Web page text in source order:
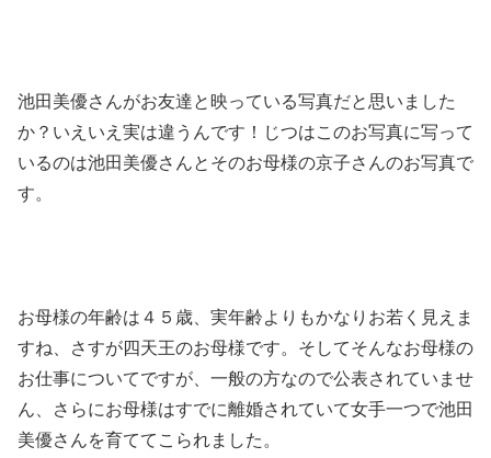
池田美優さんがお友達と映っている写真だと思いました
か？いえいえ実は違うんです！じつはこのお写真に写って
いるのは池田美優さんとそのお母様の京子さんのお写真で
す。
お母様の年齢は４５歳、実年齢よりもかなりお若く見えま
すね、さすが四天王のお母様です。そしてそんなお母様の
お仕事についてですが、一般の方なので公表されていませ
ん、さらにお母様はすでに離婚されていて女手一つで池田
美優さんを育ててこられました。